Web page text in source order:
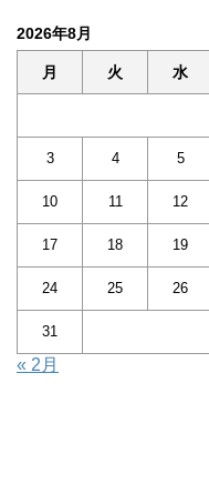
2026年8月
月 火 水
3 4 5
10 11 12
17 18 19
24 25 26
31
« 2月